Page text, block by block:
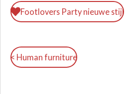
Footlovers Party nieuwe stijl
< Human furniture